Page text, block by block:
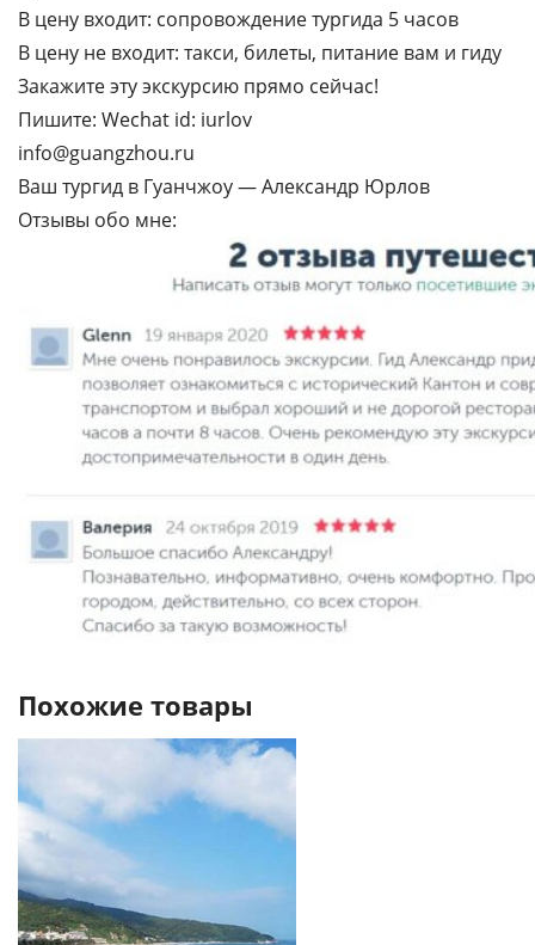
В цену входит: сопровождение тургида 5 часов
В цену не входит: такси, билеты, питание вам и гиду
Закажите эту экскурсию прямо сейчас!
Пишите: Wechat id: iurlov
info@guangzhou.ru
Ваш тургид в Гуанчжоу — Александр Юрлов
Отзывы обо мне:
Похожие товары